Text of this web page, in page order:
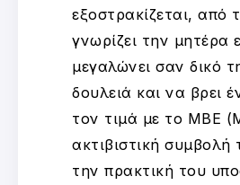
εξοστρακίζεται, από
γνωρίζει την
μεγαλώνει σαν δικό
δουλειά και να βρει
τον τιμά με το ΜΒΕ
ακτιβιστική
την πρακτική του